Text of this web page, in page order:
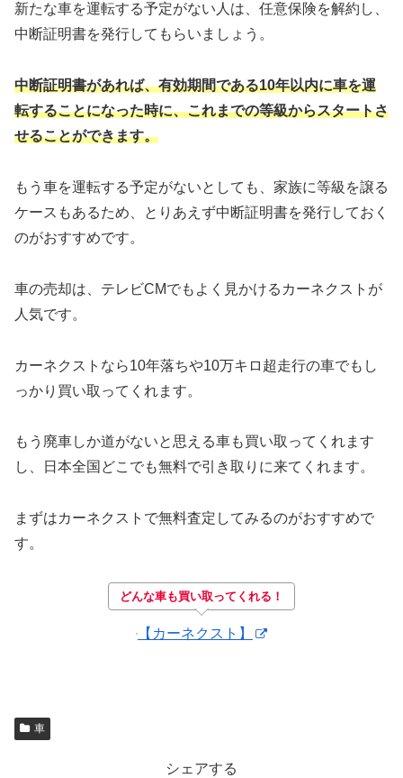
新たな車を運転する予定がない人は、任意保険を解約し、
中断証明書を発行してもらいましょう。
中断証明書があれば、有効期間である10年以内に車を運
転することになった時に、これまでの等級からスタートさ
せることができます。
もう車を運転する予定がないとしても、家族に等級を譲る
ケースもあるため、とりあえず中断証明書を発行しておく
のがおすすめです。
車の売却は、テレビCMでもよく見かけるカーネクストが
人気です。
カーネクストなら10年落ちや10万キロ超走行の車でもし
っかり買い取ってくれます。
もう廃車しか道がないと思える車も買い取ってくれます
し、日本全国どこでも無料で引き取りに来てくれます。
まずはカーネクストで無料査定してみるのがおすすめで
す。
どんな車も買い取ってくれる！
【カーネクスト】
車
シェアする